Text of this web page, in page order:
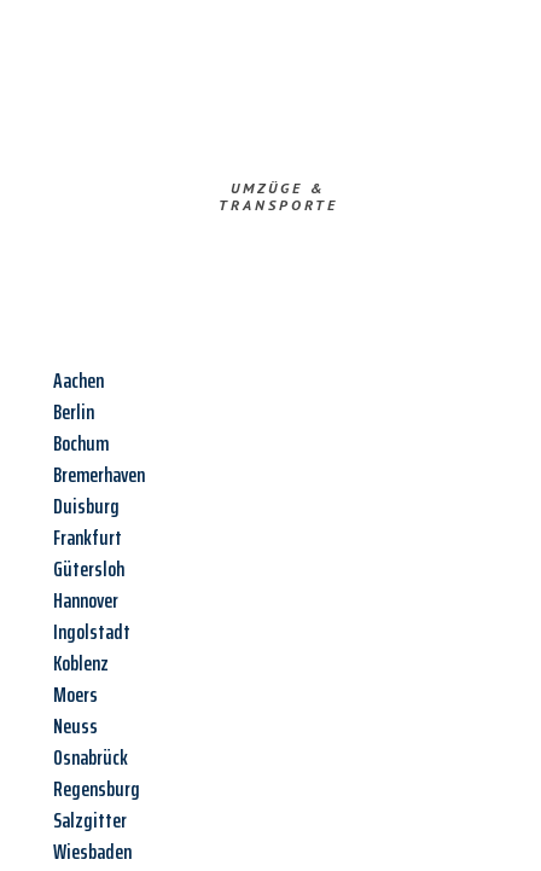
UMZÜGE &
TRANSPORTE
Aachen
Berlin
Bochum
Bremerhaven
Duisburg
Frankfurt
Gütersloh
Hannover
Ingolstadt
Koblenz
Moers
Neuss
Osnabrück
Regensburg
Salzgitter
Wiesbaden